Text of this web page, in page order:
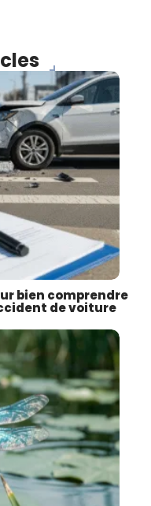
bien comprendre
de voiture